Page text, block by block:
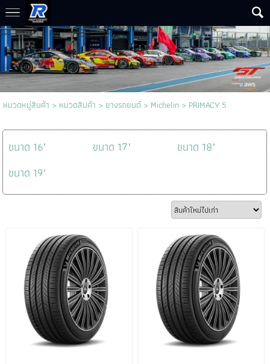
หมวดหมู่สินค้า > หมวดสินค้า >ยางรถยนต์> Michelin> PRIMACY 5
ขนาด 16" ขนาด 17"
ขนาด 18"
ขนาด 19"